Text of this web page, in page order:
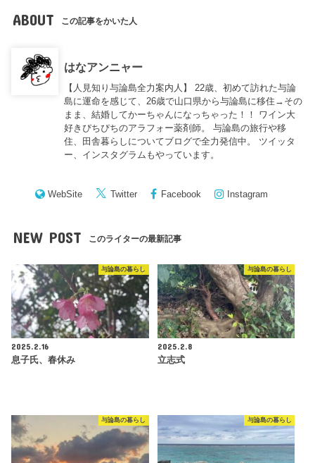
ABOUT この記事をかいた人
はなアンニャー
【人見知り与論島全力案内人】 22歳、初めて訪れた与論
島に運命を感じて、26歳で山口県から与論島に移住→その
まま、結婚してかーちゃんになっちゃった！！ ワイン大
好きぴちぴちのアラフォー薬剤師。 与論島の旅行や移
住、田舎暮らしについてブログで全力発信中。 ツイッタ
ー、インスタグラムもやっています。
WebSite Twitter Facebook Instagram
NEW POST このライターの最新記事
与論島の暮らし
2025.2.16
息子氏、春休み
与論島の暮らし
2025.2.8
立志式
与論島の暮らし 与論島の暮らし